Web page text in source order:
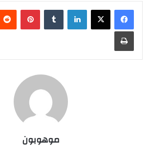
لينكدإن بينتيريست
موهوبون